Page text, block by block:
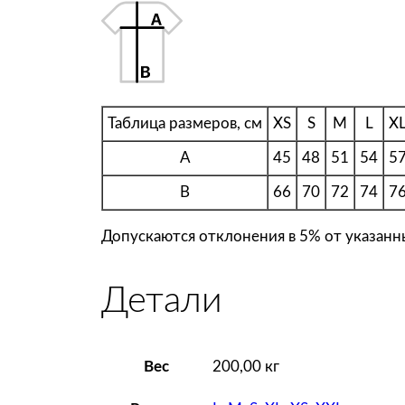
Таблица размеров, см XS S M L
A 45 48 51 54 57
B 66 70 72 74
Допускаются отклонения в 5% от
Детали
Вес 200,00 кг